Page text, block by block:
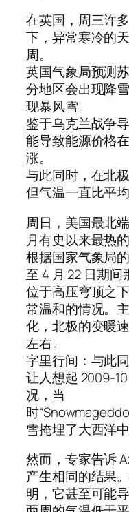
在英国，周三许
下，异常寒冷的
周。
英国气象局预测
分地区会出现降
现暴风雪。
鉴于乌克兰战争
能导致能源价格
涨。
与此同时，在北
但气温一直比平
周日，美国最北
月有史以来最热
根据国家气象局
至 4 月 22 日期间
位于高压穹顶之
常温和的情况。
化，北极的变暖
左右。
字里行间：与此
让人想起 2009-
况，当
时
雪掩埋了大西洋中
然而，专家告诉
产生相同的结果
明，它甚至可能